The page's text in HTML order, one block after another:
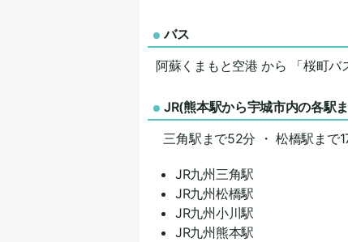
バス
阿蘇くまもと空港 から 「桜町
JR(熊本駅から宇城市内の各駅
三角駅まで52分 ・ 松橋駅まで
JR九州三角駅
JR九州松橋駅
JR九州小川駅
JR九州熊本駅